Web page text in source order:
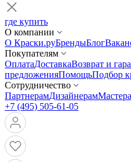
где купить
О компании
О Краски.руБрендыБлог
Покупателям
ОплатаДоставкаВозврат и
предложенияПомощьПодбор
Сотрудничество
ПартнерамДизайнерам
+7 (495) 505-61-05